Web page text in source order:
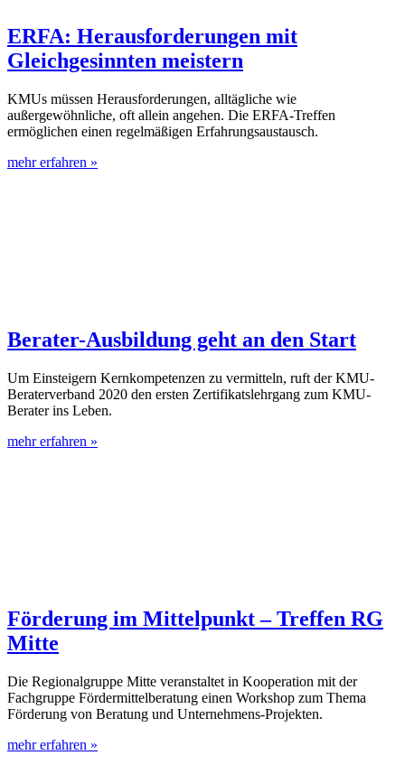
ERFA: Herausforderungen mit
Gleichgesinnten meistern
KMUs müssen Herausforderungen, alltägliche wie
außergewöhnliche, oft allein angehen. Die ERFA-Treffen
ermöglichen einen regelmäßigen Erfahrungsaustausch.
mehr erfahren »
Berater-Ausbildung geht an den Start
Um Einsteigern Kernkompetenzen zu vermitteln, ruft der KMU-
Beraterverband 2020 den ersten Zertifikatslehrgang zum KMU-
Berater ins Leben.
mehr erfahren »
Förderung im Mittelpunkt – Treffen RG
Mitte
Die Regionalgruppe Mitte veranstaltet in Kooperation mit der
Fachgruppe Fördermittelberatung einen Workshop zum Thema
Förderung von Beratung und Unternehmens-Projekten.
mehr erfahren »